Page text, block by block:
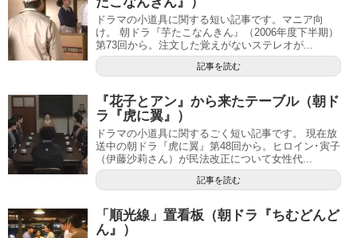
ドラマの小道具に関する短い記事です。マニア向
け。 朝ドラ『芋たこなんきん』（2006年度下半期）
第73回から。注文した覚えがないステレオが...
記事を読む
『花子とアン』から来たテーブル（朝ド
ラ『虎に翼』）
ドラマの小道具に関するごく短い記事です。 現在放
送中の朝ドラ『虎に翼』第48回から。ヒロイン･寅子
（伊藤沙莉さん）が民法改正について女性代...
記事を読む
「順光線」置看板（朝ドラ『ちむどんど
ん』）